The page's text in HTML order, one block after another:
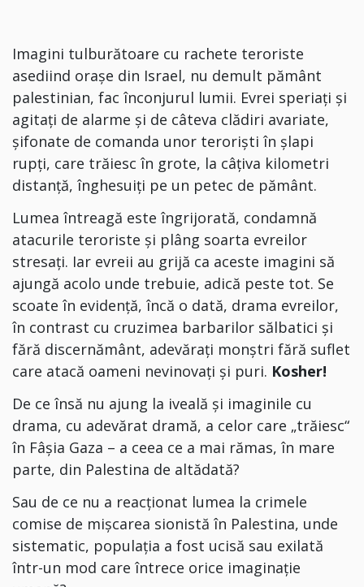
Imagini tulburătoare cu rachete teroriste
asediind orașe din Israel, nu demult pământ
palestinian, fac înconjurul lumii. Evrei speriați și
agitați de alarme și de câteva clădiri avariate,
șifonate de comanda unor teroriști în șlapi
rupți, care trăiesc în grote, la câțiva kilometri
distanță, înghesuiți pe un petec de pământ.
Lumea întreagă este îngrijorată, condamnă
atacurile teroriste și plâng soarta evreilor
stresați. Iar evreii au grijă ca aceste imagini să
ajungă acolo unde trebuie, adică peste tot. Se
scoate în evidență, încă o dată, drama evreilor,
în contrast cu cruzimea barbarilor sălbatici și
fără discernământ, adevărați monștri fără suflet
care atacă oameni nevinovați și puri. Kosher!
De ce însă nu ajung la iveală și imaginile cu
drama, cu adevărat dramă, a celor care „trăiesc“
în Fâșia Gaza – a ceea ce a mai rămas, în mare
parte, din Palestina de altădată?
Sau de ce nu a reacționat lumea la crimele
comise de mișcarea sionistă în Palestina, unde
sistematic, populația a fost ucisă sau exilată
într-un mod care întrece orice imaginație